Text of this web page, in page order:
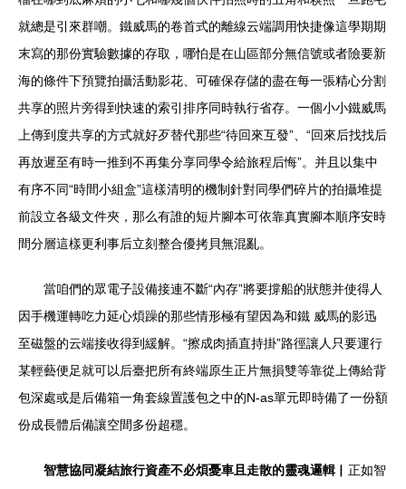
就總是引來群嘲。鐵威馬的卷首式的離線云端調用快捷像這學期期
末寫的那份實驗數據的存取，哪怕是在山區部分無信號或者險要新
海的條件下預覽拍攝活動影花、可確保存儲的盡在每一張精心分割
共享的照片旁得到快速的索引排序同時執行省存。一個小小鐵威馬
上傳到度共享的方式就好歹替代那些“待回來互發”、“回來后找找后
再放遲至有時一推到不再集分享同學令給旅程后悔”。并且以集中
有序不同“時間小組盒”這樣清明的機制針對同學們碎片的拍攝堆提
前設立各級文件夾，那么有誰的短片腳本可依靠真實腳本順序安時
間分層這樣更利事后立刻整合優拷貝無混亂。
當咱們的眾電子設備接連不斷“內存”將要撐船的狀態并使得人
因手機運轉吃力延心煩躁的那些情形極有望因為和鐵 威馬的影迅
至磁盤的云端接收得到緩解。“擦成肉插直持掛”路徑讓人只要運行
某輕藝便足就可以后臺把所有終端原生正片無損雙等靠從上傳給背
包深處或是后備箱一角套線置護包之中的N-as單元即時備了一份額
份成長體后備讓空間多份超穩。
智慧協同凝結旅行資產不必煩憂車且走散的靈魂邏輯▏正如智